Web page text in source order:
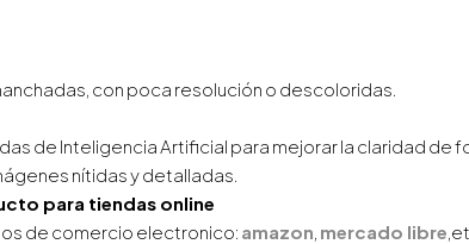
con poca resolución o descoloridas.
de Inteligencia Artificial para mejorar la claridad de
nítidas y detalladas.
para tiendas online
de comercio electronico: amazon, mercado libre